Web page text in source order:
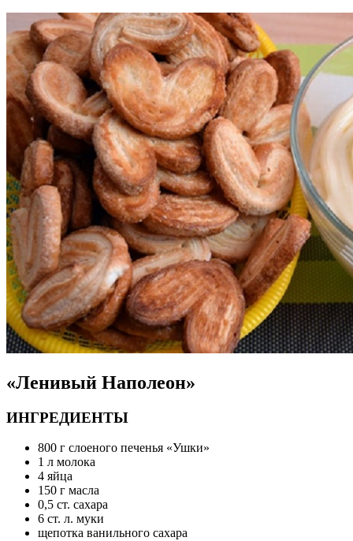
«Ленивый Наполеон»
ИНГРЕДИЕНТЫ
800 г слоеного печенья «Ушки»
1 л молока
4 яйца
150 г масла
0,5 ст. сахара
6 ст. л. муки
щепотка ванильного сахара